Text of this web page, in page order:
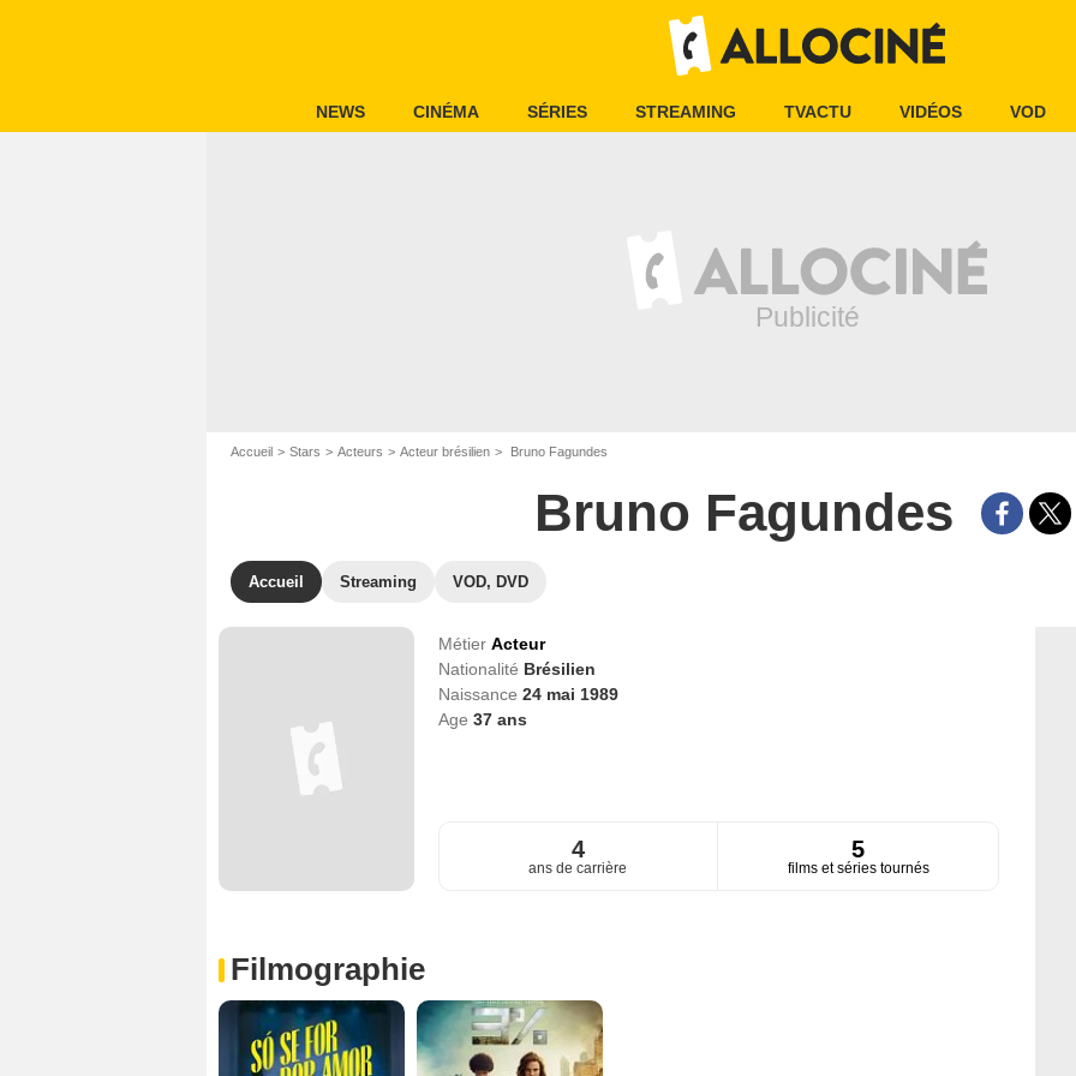
NEWS CINÉMA SÉRIES STREAMING TVACTU VIDÉOS VOD
Accueil Stars Acteurs Acteur brésilien Bruno Fagundes
Bruno Fagundes
Accueil Streaming VOD, DVD
Métier Acteur
Nationalité Brésilien
Naissance 24 mai 1989
Age 37ans
4
ans de carrière
5
films et séries tournés
Filmographie